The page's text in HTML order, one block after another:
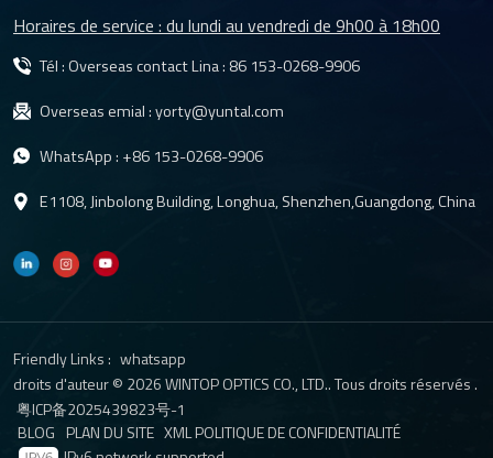
Horaires de service : du lundi au vendredi de 9h00 à 18h00
Tél : Overseas contact Lina :86 153-0268-9906
Overseas emial :yorty@yuntal.com
WhatsApp : +86 153-0268-9906
E1108, Jinbolong Building, Longhua, Shenzhen,Guangdong, China
Friendly Links : whatsapp
droits d'auteur © 2026 WINTOP OPTICS CO., LTD.. Tous droits réservés .
粤ICP备2025439823号-1
BLOG PLAN DU SITE XMLPOLITIQUE DE CONFIDENTIALITÉ